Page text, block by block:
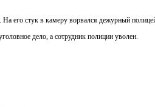
его стук в камеру ворвался дежурный
дело, а сотрудник полиции уволен.